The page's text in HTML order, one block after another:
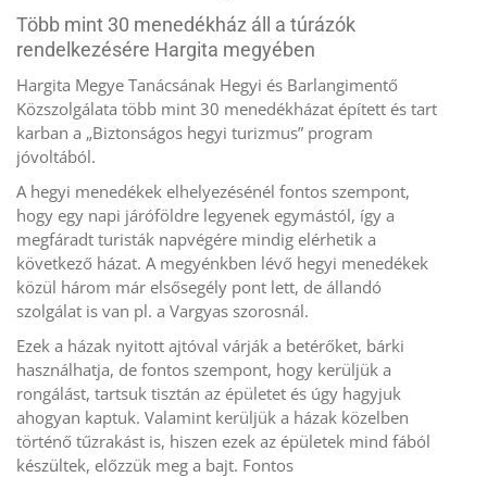
Több mint 30 menedékház áll a túrázók
rendelkezésére Hargita megyében
Hargita Megye Tanácsának Hegyi és Barlangimentő
Közszolgálata több mint 30 menedékházat épített és tart
karban a „Biztonságos hegyi turizmus” program
jóvoltából.
A hegyi menedékek elhelyezésénél fontos szempont,
hogy egy napi járóföldre legyenek egymástól, így a
megfáradt turisták napvégére mindig elérhetik a
következő házat. A megyénkben lévő hegyi menedékek
közül három már elsősegély pont lett, de állandó
szolgálat is van pl. a Vargyas szorosnál.
Ezek a házak nyitott ajtóval várják a betérőket, bárki
használhatja, de fontos szempont, hogy kerüljük a
rongálást, tartsuk tisztán az épületet és úgy hagyjuk
ahogyan kaptuk. Valamint kerüljük a házak közelben
történő tűzrakást is, hiszen ezek az épületek mind fából
készültek, előzzük meg a bajt. Fontos